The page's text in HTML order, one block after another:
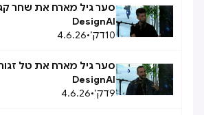
סער גיל מארח את שחר
DesignAI
10דק׳•
4.6.26
סער גיל מארח את טל
DesignAI
9דק׳•
4.6.26